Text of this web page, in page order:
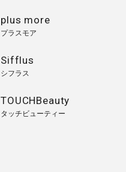
plus more
プラスモア
Sifflus
シフラス
TOUCHBeauty
タッチビューティー